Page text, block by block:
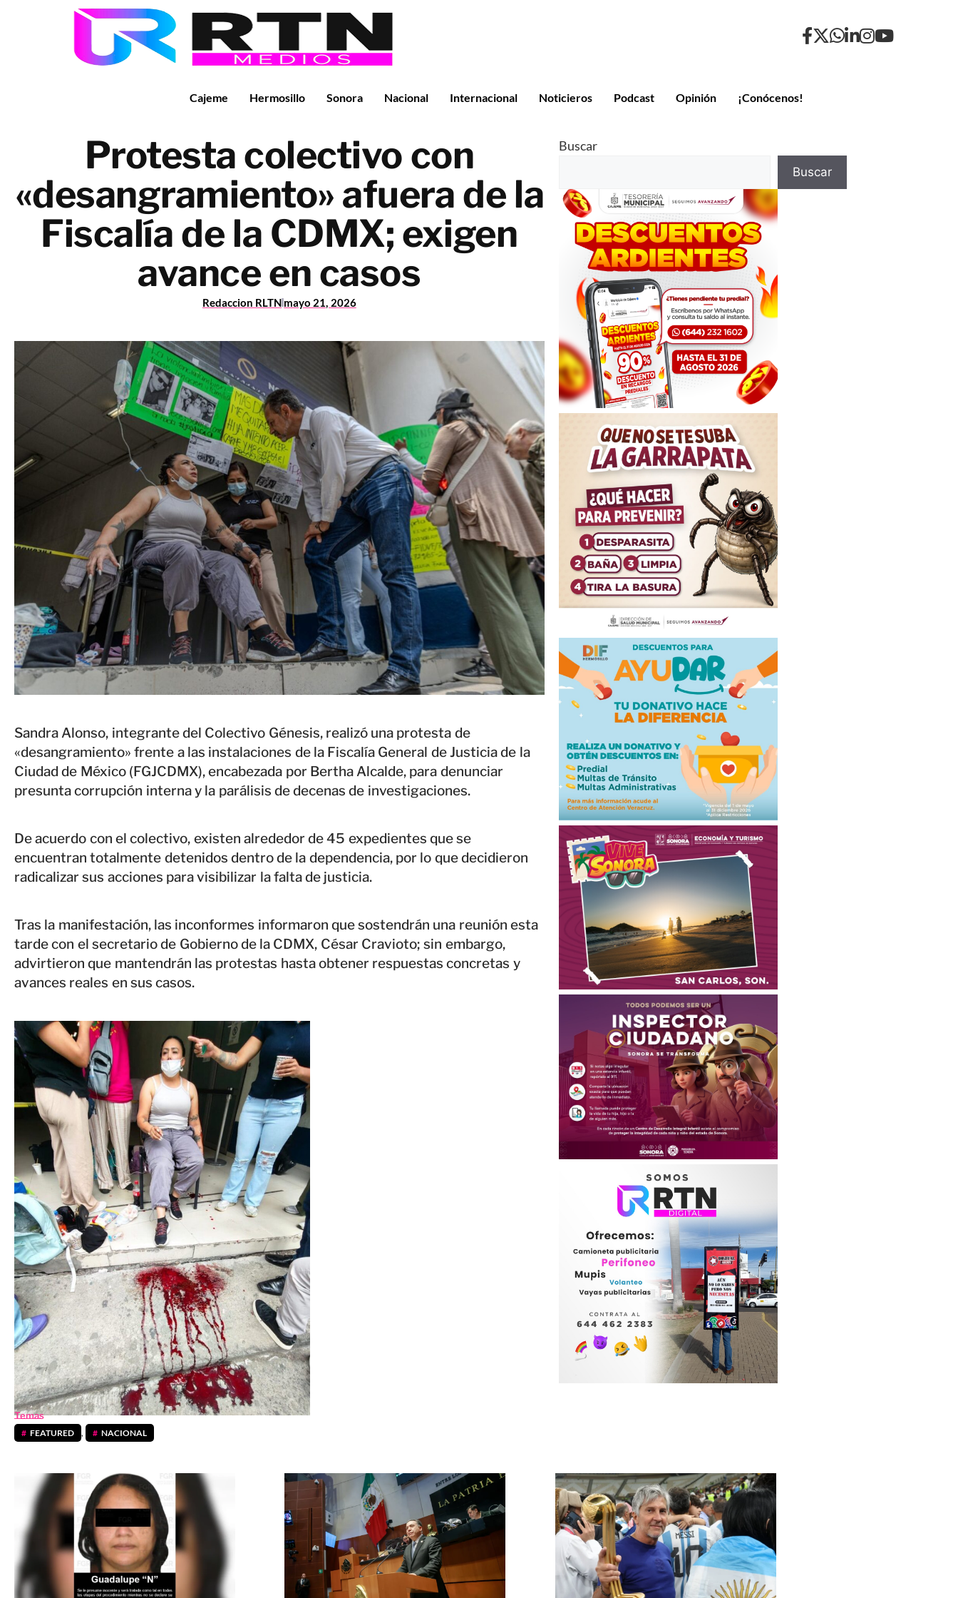
Cajeme Hermosillo Sonora Nacional Internacional Noticieros Podcast Opinión ¡Conócenos!
Protesta colectivo con
«desangramiento» afuera de la
Fiscalía de la CDMX; exigen
avance en casos
Redaccion RLTN mayo 21, 2026
Sandra Alonso, integrante del Colectivo Génesis, realizó una protesta de
«desangramiento» frente a las instalaciones de la Fiscalía General de Justicia de la
Ciudad de México (FGJCDMX), encabezada por Bertha Alcalde, para denunciar
presunta corrupción interna y la parálisis de decenas de investigaciones.
De acuerdo con el colectivo, existen alrededor de 45 expedientes que se
encuentran totalmente detenidos dentro de la dependencia, por lo que decidieron
radicalizar sus acciones para visibilizar la falta de justicia.
Tras la manifestación, las inconformes informaron que sostendrán una reunión esta
tarde con el secretario de Gobierno de la CDMX, César Cravioto; sin embargo,
advirtieron que mantendrán las protestas hasta obtener respuestas concretas y
avances reales en sus casos.
Temas
FEATURED , NACIONAL
Buscar
Buscar